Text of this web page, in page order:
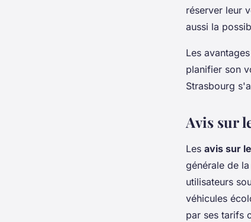
réserver leur
aussi la
Les
planifier son
Strasbourg
Avis sur
Les avis sur
générale de
utilisateurs
véhicules
par ses tarifs